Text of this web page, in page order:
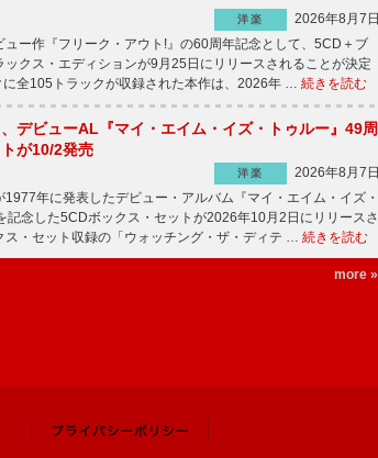
洋楽
2026年8月7日
ー作『フリーク・アウト!』の60周年記念として、5CD＋ブ
ックス・エディションが9月25日にリリースされることが決定
全105トラックが収録された本作は、2026年 … 続きを読む
デビューAL『マイ・エイム・イズ・トゥルー』49周
が10/2発売
洋楽
2026年8月7日
年に発表したデビュー・アルバム『マイ・エイム・イズ・
記念した5CDボックス・セットが2026年10月2日にリリースさ
ス・セット収録の「ウォッチング・ザ・ディテ … 続きを読む
more »